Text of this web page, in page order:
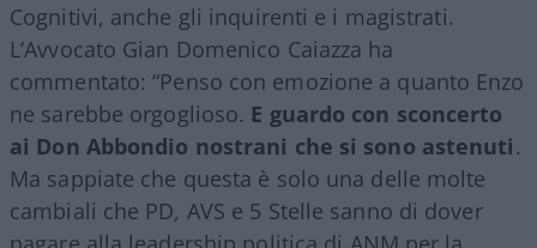
Cognitivi, anche gli inquirenti e i magistrati.
L’Avvocato Gian Domenico Caiazza ha
commentato: “Penso con emozione a quanto Enzo
ne sarebbe orgoglioso. E guardo con sconcerto
ai Don Abbondio nostrani che si sono astenuti.
Ma sappiate che questa è solo una delle molte
cambiali che PD, AVS e 5 Stelle sanno di dover